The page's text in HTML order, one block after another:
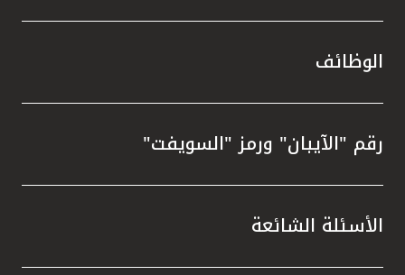
الوظائف
رقم "الآيبان" ورمز "السويفت"
الأسئلة الشائعة